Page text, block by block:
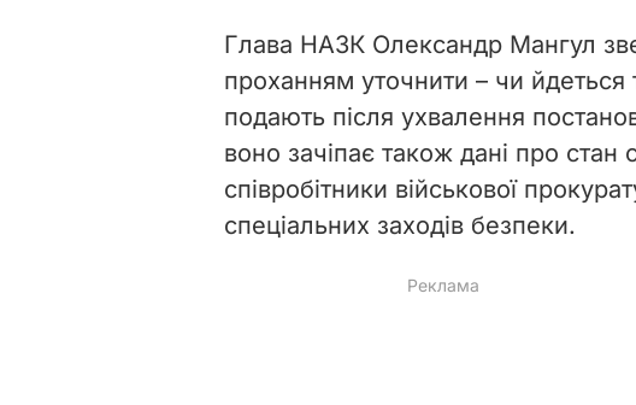
Глава НАЗК Олександр Мангул
проханням уточнити – чи йдеться
подають після ухвалення
воно зачіпає також дані про стан
співробітники військової
спеціальних заходів безпеки.